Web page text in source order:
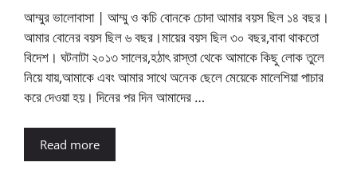
আম্মুর ভালোবাসা | আম্মু ও কচি বোনকে চোদা আমার বয়স ছিল ১৪ বছর।
আমার বোনের বয়স ছিল ৬ বছর।মায়ের বয়স ছিল ৩০ বছর,বাবা থাকতো
বিদেশ। ঘটনাটা ২০১৩ সালের,হঠাৎ রাস্তা থেকে আমাকে কিছু লোক তুলে
নিয়ে যায়,আমাকে এবং আমার সাথে অনেক ছেলে মেয়েকে মালেশিয়া পাচার
করে দেওয়া হয়। দিনের পর দিন আমাদের …
Read more